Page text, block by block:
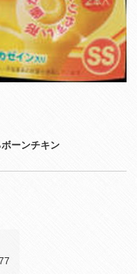
ーンチキン